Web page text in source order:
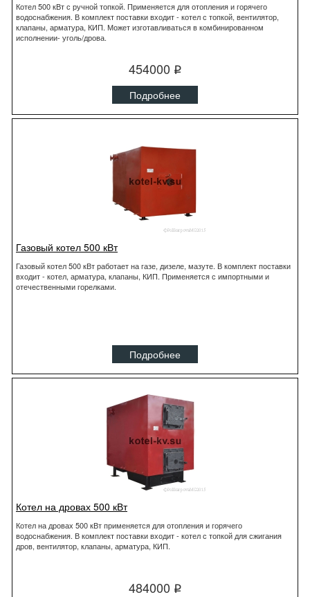
Котел 500 кВт с ручной топкой. Применяется для отопления и горячего
водоснабжения. В комплект поставки входит - котел с топкой, вентилятор,
клапаны, арматура, КИП. Может изготавливаться в комбинированном
исполнении- уголь/дрова.
454000 q
Подробнее
Газовый котел 500 кВт
Газовый котел 500 кВт работает на газе, дизеле, мазуте. В комплект поставки
входит - котел, арматура, клапаны, КИП. Применяется с импортными и
отечественными горелками.
Подробнее
Котел на дровах 500 кВт
Котел на дровах 500 кВт применяется для отопления и горячего
водоснабжения. В комплект поставки входит - котел с топкой для сжигания
дров, вентилятор, клапаны, арматура, КИП.
484000 q